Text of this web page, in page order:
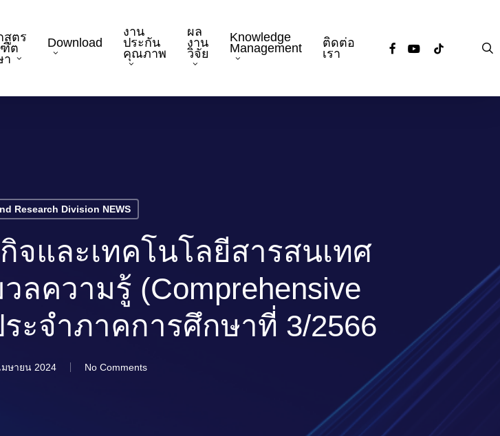
สูตร
ต
า
Download
งาน
ประกัน
คุณภาพ
ผล
งาน
วิจัย
Knowledge
Management
ติดต่อ
เรา
facebookyoutube
tiktok
Research Division NEWS
และเทคโนโลยีสารสนเทศ
ลความรู้ (Comprehensive
ะจำภาคการศึกษาที่ 3/2566
มษายน 2024 No Comments